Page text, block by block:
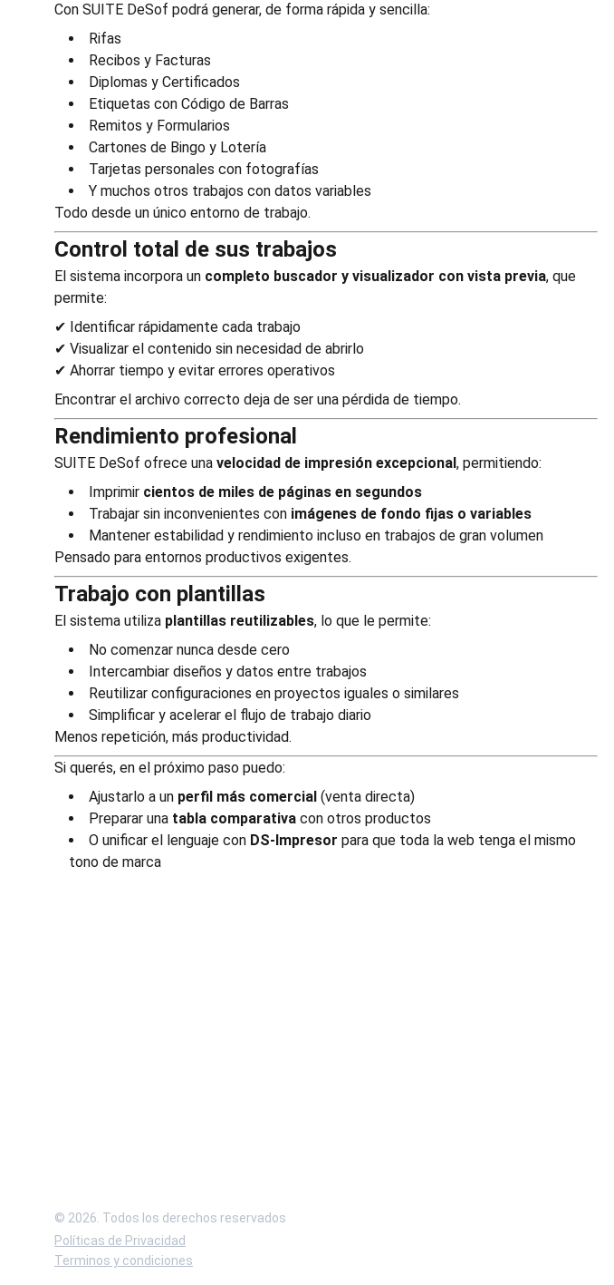
Con SUITE DeSof podrá generar, de forma rápida y sencilla:
Rifas
Recibos y Facturas
Diplomas y Certificados
Etiquetas con Código de Barras
Remitos y Formularios
Cartones de Bingo y Lotería
Tarjetas personales con fotografías
Y muchos otros trabajos con datos variables
Todo desde un único entorno de trabajo.
Control total de sus trabajos
El sistema incorpora un completo buscador y visualizador con vista previa, que
permite:
✔ Identificar rápidamente cada trabajo
✔ Visualizar el contenido sin necesidad de abrirlo
✔ Ahorrar tiempo y evitar errores operativos
Encontrar el archivo correcto deja de ser una pérdida de tiempo.
Rendimiento profesional
SUITE DeSof ofrece una velocidad de impresión excepcional, permitiendo:
Imprimir cientos de miles de páginas en segundos
Trabajar sin inconvenientes con imágenes de fondo fijas o variables
Mantener estabilidad y rendimiento incluso en trabajos de gran volumen
Pensado para entornos productivos exigentes.
Trabajo con plantillas
El sistema utiliza plantillas reutilizables, lo que le permite:
No comenzar nunca desde cero
Intercambiar diseños y datos entre trabajos
Reutilizar configuraciones en proyectos iguales o similares
Simplificar y acelerar el flujo de trabajo diario
Menos repetición, más productividad.
Si querés, en el próximo paso puedo:
Ajustarlo a un perfil más comercial (venta directa)
Preparar una tabla comparativa con otros productos
O unificar el lenguaje con DS-Impresor para que toda la web tenga el mismo
tono de marca
© 2026. Todos los derechos reservados
Políticas de Privacidad
Terminos y condiciones